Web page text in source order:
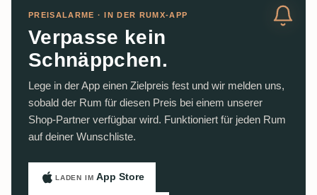
PREISALARME · IN DER RUMX-APP
Verpasse kein
Schnäppchen.
Lege in der App einen Zielpreis fest und wir melden uns,
sobald der Rum für diesen Preis bei einem unserer
Shop-Partner verfügbar wird. Funktioniert für jeden Rum
auf deiner Wunschliste.
LADEN IM App Store